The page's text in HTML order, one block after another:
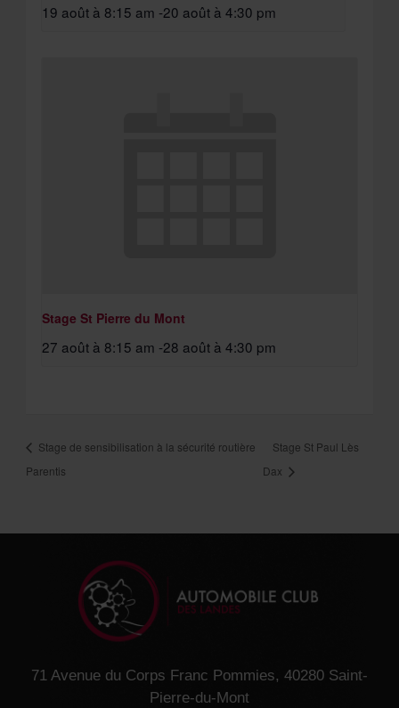
19 août à 8:15 am -20 août à 4:30 pm
Stage St Pierre du Mont
27 août à 8:15 am -28 août à 4:30 pm
Stage de sensibilisation à la sécurité routière
Parentis
Stage St Paul Lès
Dax
71 Avenue du Corps Franc Pommies, 40280 Saint-
Pierre-du-Mont